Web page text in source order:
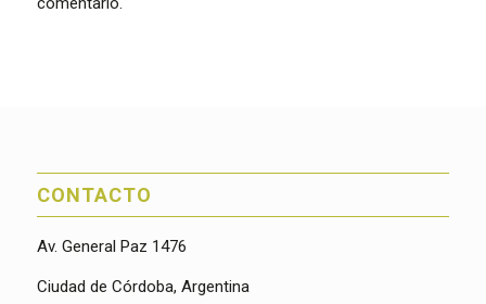
CONTACTO
Av. General Paz 1476
Ciudad de Córdoba, Argentina